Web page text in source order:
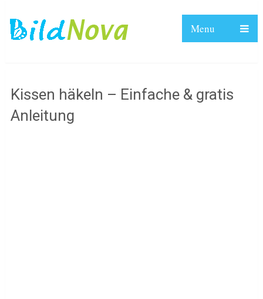
Menu
Kissen häkeln – Einfache & gratis
Anleitung